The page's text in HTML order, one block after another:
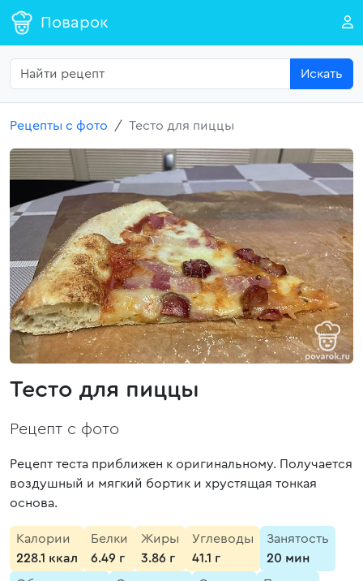
Поварок
Искать
Рецепты с фото Тесто для пиццы
Тесто для пиццы
Рецепт с фото
Рецепт теста приближен к оригинальному. Получается
воздушный и мягкий бортик и хрустящая тонкая
основа.
Калории
228.1 ккал
Белки
6.49 г
Жиры
3.86 г
Углеводы
41.1 г
Занятость
20 мин